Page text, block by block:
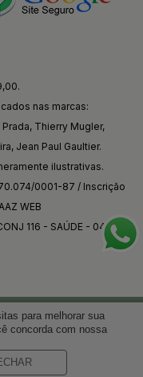
nas marcas:
Thierry Mugler,
Jean Paul Gaultier.
ilustrativas.
0001-87 / Inscrição
WEB
116 - SAÚDE - 04144-
para melhorar sua
concorda com nossa